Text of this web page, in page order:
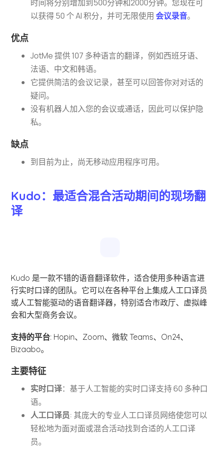
时间将分别增加到500分钟和2000分钟。您现在可
以获得 50 个 AI 积分，并可无限使用会议录音。
优点
JotMe 提供 107 多种语言的翻译，例如西班牙语、
法语、中文和韩语。
它提供简洁的会议记录，甚至可以回答你对对话的
疑问。
没有机器人加入您的会议或通话，因此可以保护隐
私。
缺点
到目前为止，尚无移动应用程序可用。
Kudo：最适合混合活动期间的现场翻
译
Kudo 是一款不错的语音翻译软件，适合使用多种语言进
行实时口译的团队。它可以在各种平台上集成人工口译员
或人工智能驱动的语音翻译器，特别适合市政厅、虚拟峰
会和大型商务会议。
支持的平台: Hopin、Zoom、微软 Teams、On24、
Bizaabo。
主要特征
实时口译：基于人工智能的实时口译支持 60 多种口
语。
人工口译员: 其庞大的专业人工口译员网络使您可以
轻松地为面对面或混合活动找到合适的人工口译
员。